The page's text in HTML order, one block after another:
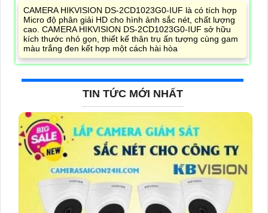
CAMERA HIKVISION DS-2CD1023G0-IUF là có tích hợp
Micro độ phân giải HD cho hình ảnh sắc nét, chất lượng
cao. CAMERA HIKVISION DS-2CD1023G0-IUF sở hữu
kích thước nhỏ gọn, thiết kế thân trụ ấn tượng cùng gam
màu trắng đen kết hợp một cách hài hòa
TIN TỨC MỚI NHẤT